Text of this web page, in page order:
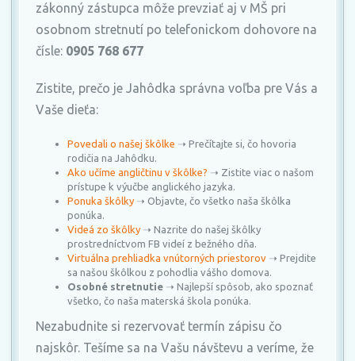
zákonný zástupca môže prevziať aj v MŠ pri
osobnom stretnutí po telefonickom dohovore na
čísle: 0905 768 677
Zistite, prečo je Jahôdka správna voľba pre Vás a
Vaše dieťa:
Povedali o našej škôlke ➝ Prečítajte si, čo hovoria
rodičia na Jahôdku.
Ako učíme angličtinu v škôlke? ➝ Zistite viac o našom
prístupe k výučbe anglického jazyka.
Ponuka škôlky ➝ Objavte, čo všetko naša škôlka
ponúka.
Videá zo škôlky ➝ Nazrite do našej škôlky
prostredníctvom FB videí z bežného dňa.
Virtuálna prehliadka vnútorných priestorov ➝ Prejdite
sa našou škôlkou z pohodlia vášho domova.
Osobné stretnutie ➝ Najlepší spôsob, ako spoznať
všetko, čo naša materská škola ponúka.
Nezabudnite si rezervovať termín zápisu čo
najskôr. Tešíme sa na Vašu návštevu a veríme, že